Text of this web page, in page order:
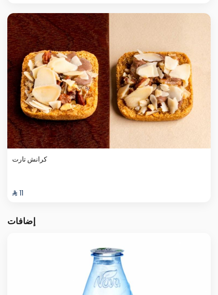
كرانش تارت
⁨⁦‪‬ 11⁩
إضافات